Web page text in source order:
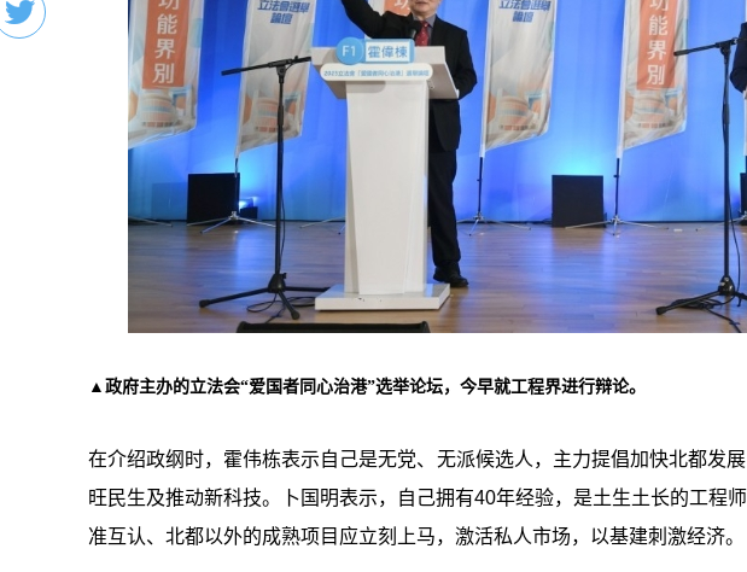
▲政府主办的立法会“爱国者同心治港”选举论坛，今早就工程界进行辩论。
在介绍政纲时，霍伟栋表示自己是无党、无派候选人，主力提倡加快北都发
旺民生及推动新科技。卜国明表示，自己拥有40年经验，是土生土长的工程
准互认、北都以外的成熟项目应立刻上马，激活私人市场，以基建刺激经济。